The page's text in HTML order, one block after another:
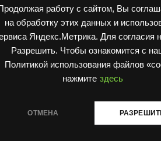
работу с сайтом, Вы
на обработку этих данных и
Яндекс.Метрика. Для согласия
Разрешить. Чтобы ознакомится с
Политикой использования файлов
нажмите здесь
ОТМЕНА